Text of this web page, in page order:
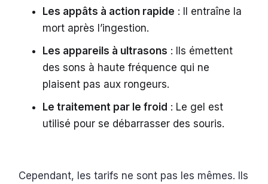
Les appâts à action rapide : Il entraîne la
mort après l’ingestion.
Les appareils à ultrasons : Ils émettent
des sons à haute fréquence qui ne
plaisent pas aux rongeurs.
Le traitement par le froid : Le gel est
utilisé pour se débarrasser des souris.
Cependant, les tarifs ne sont pas les mêmes. Ils